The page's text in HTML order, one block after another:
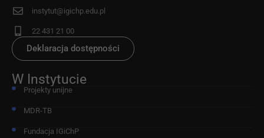
instytut@igichp.edu.pl
22 431 21 00
Deklaracja dostępności
W Instytucie
Projekty unijne
MDR-TB
Fundacja IGiChP